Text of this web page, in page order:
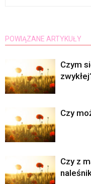
POWIĄZANE ARTYKUŁY
Czym
Czy
Czy z